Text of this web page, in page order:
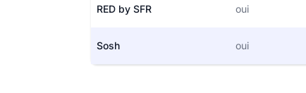
RED by SFR oui
Sosh oui